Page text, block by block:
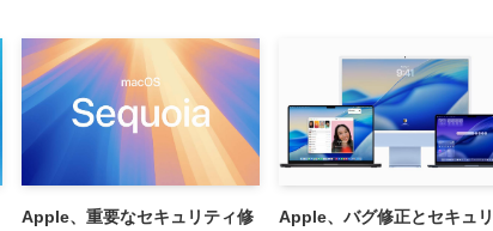
Apple、重要なセキュリティ修
Apple、バグ修正とセキュ